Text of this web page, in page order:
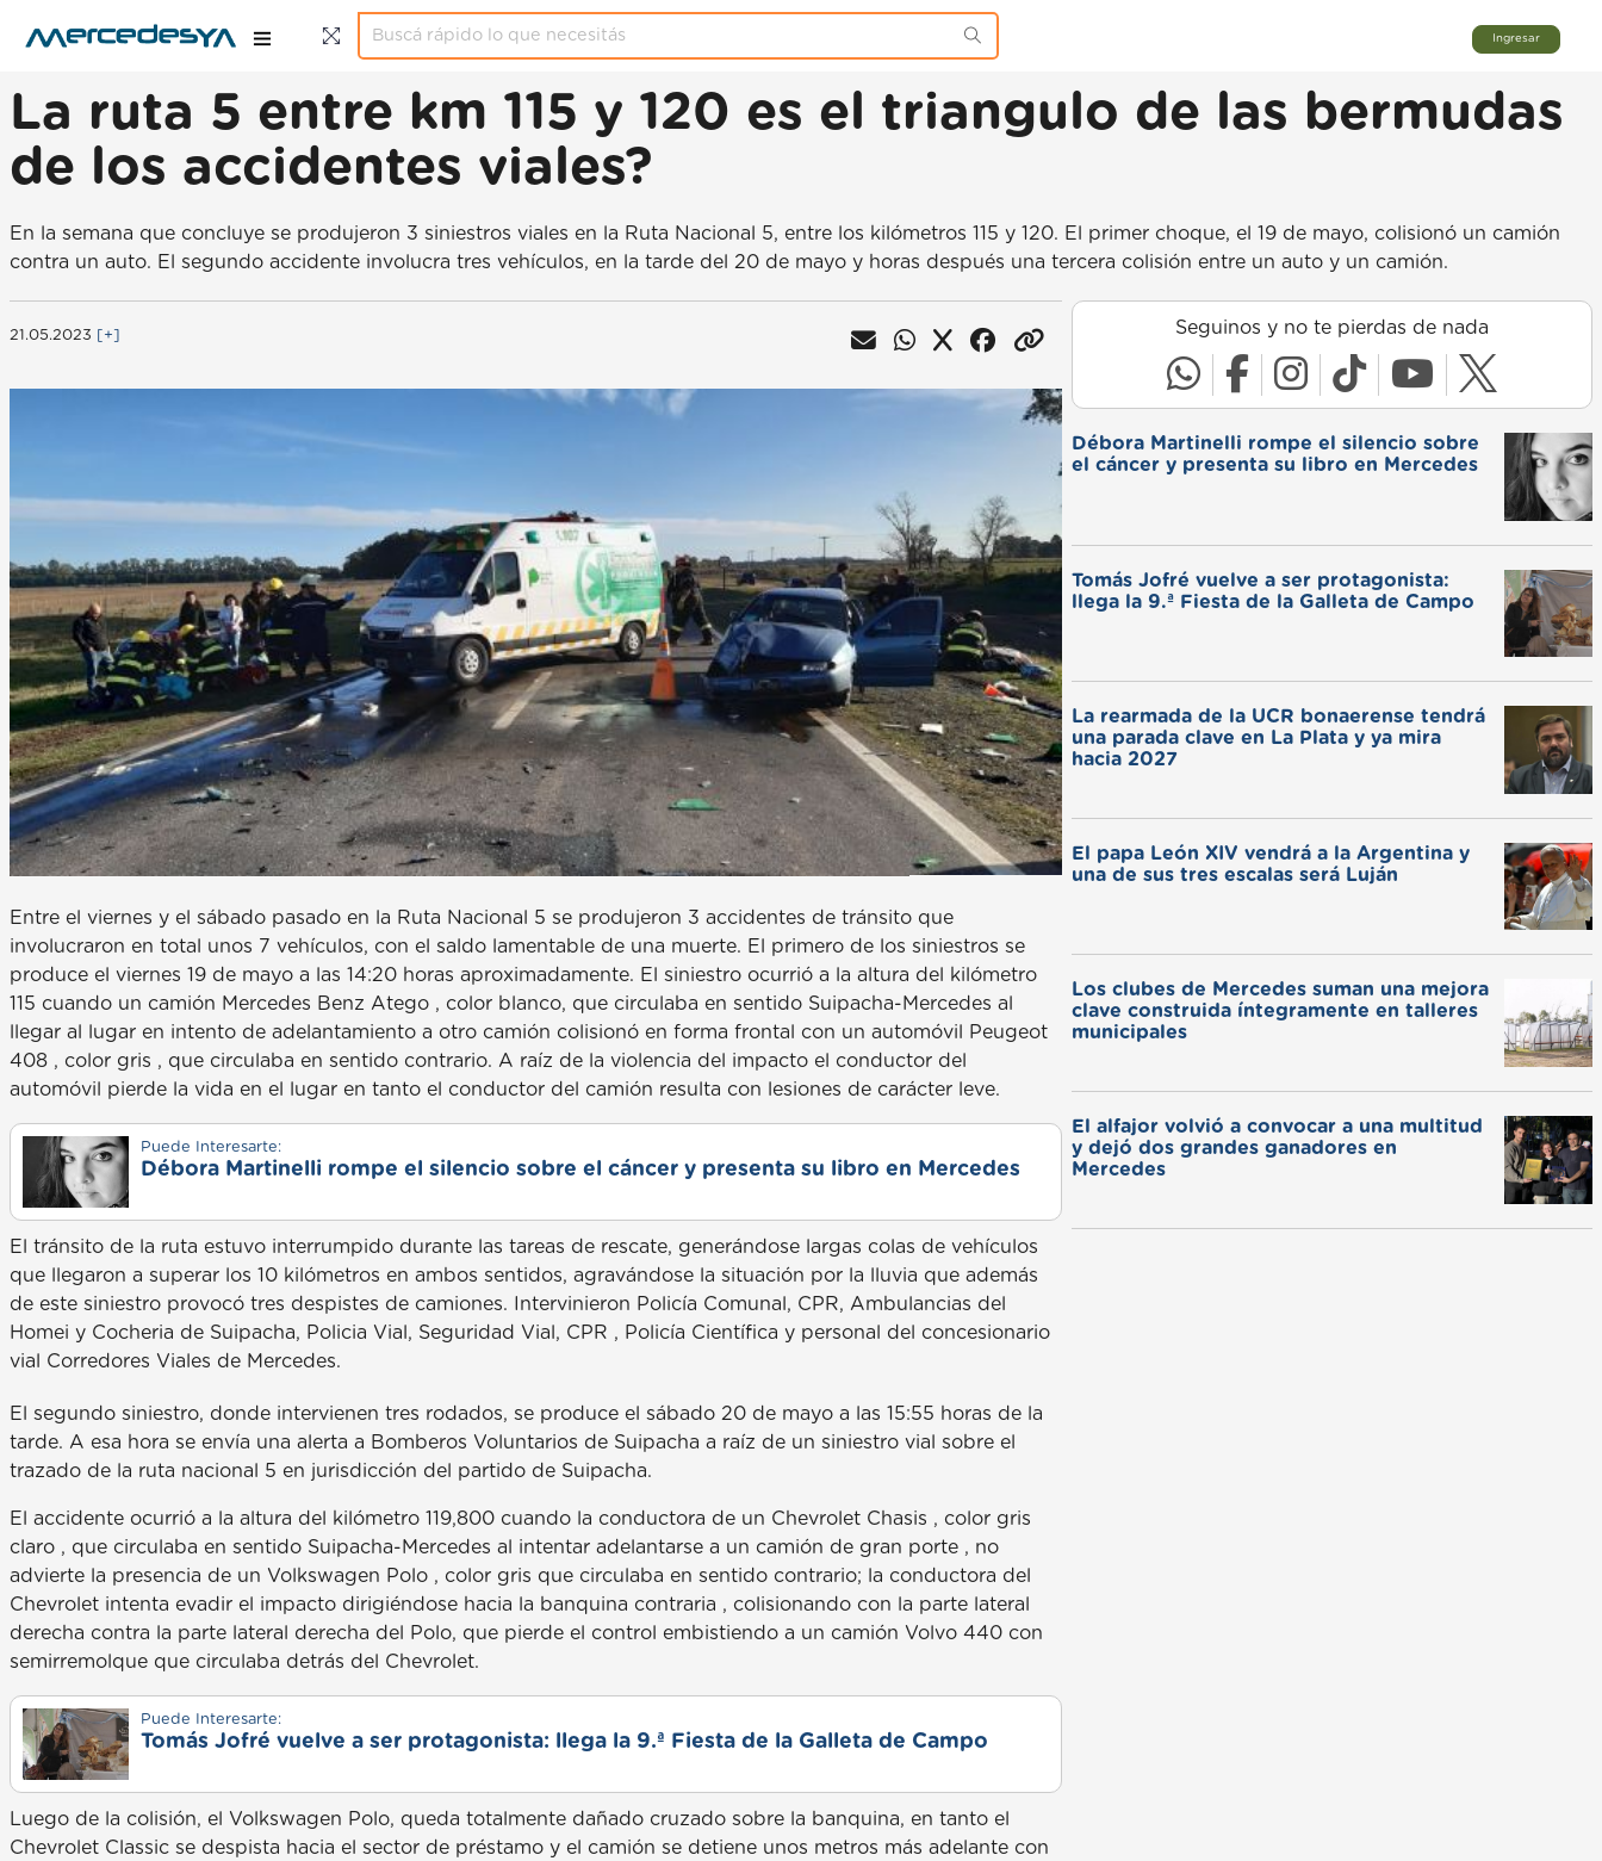
Ingresar
La ruta 5 entre km 115 y 120 es el triangulo de las bermudas
de los accidentes viales?
En la semana que concluye se produjeron 3 siniestros viales en la Ruta Nacional 5, entre los kilómetros 115 y 120. El primer choque, el 19 de mayo, colisionó un camión
contra un auto. El segundo accidente involucra tres vehículos, en la tarde del 20 de mayo y horas después una tercera colisión entre un auto y un camión.
21.05.2023 [+]
Entre el viernes y el sábado pasado en la Ruta Nacional 5 se produjeron 3 accidentes de tránsito que
involucraron en total unos 7 vehículos, con el saldo lamentable de una muerte. El primero de los siniestros se
produce el viernes 19 de mayo a las 14:20 horas aproximadamente. El siniestro ocurrió a la altura del kilómetro
115 cuando un camión Mercedes Benz Atego , color blanco, que circulaba en sentido Suipacha-Mercedes al
llegar al lugar en intento de adelantamiento a otro camión colisionó en forma frontal con un automóvil Peugeot
408 , color gris , que circulaba en sentido contrario. A raíz de la violencia del impacto el conductor del
automóvil pierde la vida en el lugar en tanto el conductor del camión resulta con lesiones de carácter leve.
Puede Interesarte:
Débora Martinelli rompe el silencio sobre el cáncer y presenta su libro en Mercedes
El tránsito de la ruta estuvo interrumpido durante las tareas de rescate, generándose largas colas de vehículos
que llegaron a superar los 10 kilómetros en ambos sentidos, agravándose la situación por la lluvia que además
de este siniestro provocó tres despistes de camiones. Intervinieron Policía Comunal, CPR, Ambulancias del
Homei y Cocheria de Suipacha, Policia Vial, Seguridad Vial, CPR , Policía Científica y personal del concesionario
vial Corredores Viales de Mercedes.
El segundo siniestro, donde intervienen tres rodados, se produce el sábado 20 de mayo a las 15:55 horas de la
tarde. A esa hora se envía una alerta a Bomberos Voluntarios de Suipacha a raíz de un siniestro vial sobre el
trazado de la ruta nacional 5 en jurisdicción del partido de Suipacha.
El accidente ocurrió a la altura del kilómetro 119,800 cuando la conductora de un Chevrolet Chasis , color gris
claro , que circulaba en sentido Suipacha-Mercedes al intentar adelantarse a un camión de gran porte , no
advierte la presencia de un Volkswagen Polo , color gris que circulaba en sentido contrario; la conductora del
Chevrolet intenta evadir el impacto dirigiéndose hacia la banquina contraria , colisionando con la parte lateral
derecha contra la parte lateral derecha del Polo, que pierde el control embistiendo a un camión Volvo 440 con
semirremolque que circulaba detrás del Chevrolet.
Puede Interesarte:
Tomás Jofré vuelve a ser protagonista: llega la 9.ª Fiesta de la Galleta de Campo
Luego de la colisión, el Volkswagen Polo, queda totalmente dañado cruzado sobre la banquina, en tanto el
Chevrolet Classic se despista hacia el sector de préstamo y el camión se detiene unos metros más adelante con
Seguinos y no te pierdas de nada
Débora Martinelli rompe el silencio sobre
el cáncer y presenta su libro en Mercedes
Tomás Jofré vuelve a ser protagonista:
llega la 9.ª Fiesta de la Galleta de Campo
La rearmada de la UCR bonaerense tendrá
una parada clave en La Plata y ya mira
hacia 2027
El papa León XIV vendrá a la Argentina y
una de sus tres escalas será Luján
Los clubes de Mercedes suman una mejora
clave construida íntegramente en talleres
municipales
El alfajor volvió a convocar a una multitud
y dejó dos grandes ganadores en
Mercedes